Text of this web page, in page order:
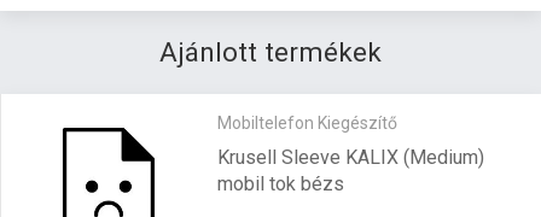
Ajánlott termékek
Mobiltelefon Kiegészítő
Krusell Sleeve KALIX (Medium)
mobil tok bézs